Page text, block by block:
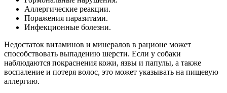
Аллергические реакции.
Поражения паразитами.
Инфекционные болезни.
Недостаток витаминов и минералов в рационе может
способствовать выпадению шерсти. Если у собаки
наблюдаются покраснения кожи, язвы и папулы, а также
воспаление и потеря волос, это может указывать на пищевую
аллергию.